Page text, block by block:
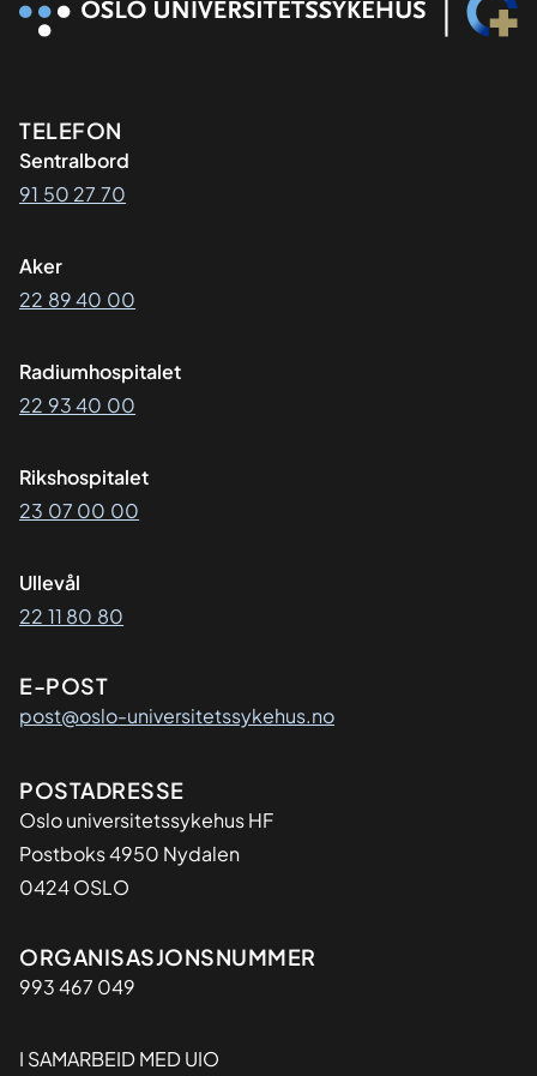
Kontaktinformasjon
TELEFON
Sentralbord
91 50 27 70
Aker
22 89 40 00
Radiumhospitalet
22 93 40 00
Rikshospitalet
23 07 00 00
Ullevål
22 11 80 80
E-POST
post@oslo-universitetssykehus.no
Adresse
POSTADRESSE
Oslo universitetssykehus HF
Postboks 4950 Nydalen
0424 OSLO
Organisasjon
ORGANISASJONSNUMMER
993 467 049
I SAMARBEID MED UIO